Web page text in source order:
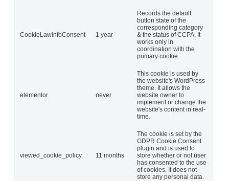
CookieLawInfoConsent 1 year
Records the default
button state of the
corresponding category
& the status of CCPA. It
works only in
coordination with the
primary cookie.
elementor never
This cookie is used by
the website's WordPress
theme. It allows the
website owner to
implement or change the
website's content in real-
time.
viewed_cookie_policy 11 months
The cookie is set by the
GDPR Cookie Consent
plugin and is used to
store whether or not user
has consented to the use
of cookies. It does not
store any personal data.